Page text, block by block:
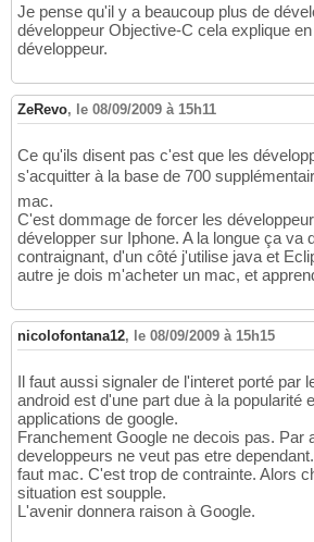
Je pense qu'il y a beaucoup plus de
développeur Objective-C cela explique
développeur.
ZeRevo, le 08/09/2009 à 15h11
Ce qu'ils disent pas c'est que les
s'acquitter à la base de 700
mac.
C'est dommage de forcer les
développer sur Iphone. A la longue ça va
contraignant, d'un côté j'utilise java et
autre je dois m'acheter un mac, et
nicolofontana12, le 08/09/2009 à 15h15
Il faut aussi signaler de l'interet porté par
android est d'une part due à la popularité
applications de google.
Franchement Google ne decois pas. Par
developpeurs ne veut pas etre
faut mac. C'est trop de contrainte. Alors
situation est soupple.
L'avenir donnera raison à Google.